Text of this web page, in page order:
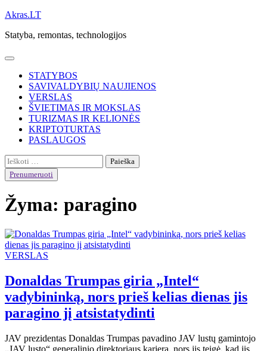
Skip
content
Akras.LT
Statyba, remontas, technologijos
STATYBOS
SAVIVALDYBIŲ NAUJIENOS
VERSLAS
ŠVIETIMAS IR MOKSLAS
TURIZMAS IR KELIONĖS
KRIPTOTURTAS
PASLAUGOS
Ieškoti:
Prenumeruoti
Žyma: paragino
VERSLAS
Donaldas Trumpas giria „Intel“
vadybininką, nors prieš kelias dienas jis
paragino jį atsistatydinti
JAV prezidentas Donaldas Trumpas pavadino JAV lustų gamintojo
„JAV lusto“ generalinio direktoriaus karjerą, nors jis teigė, kad jis